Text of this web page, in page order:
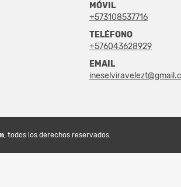
MÓVIL
+573108537716
TELÉFONO
+576043628929
EMAIL
, todos los derechos reservados.